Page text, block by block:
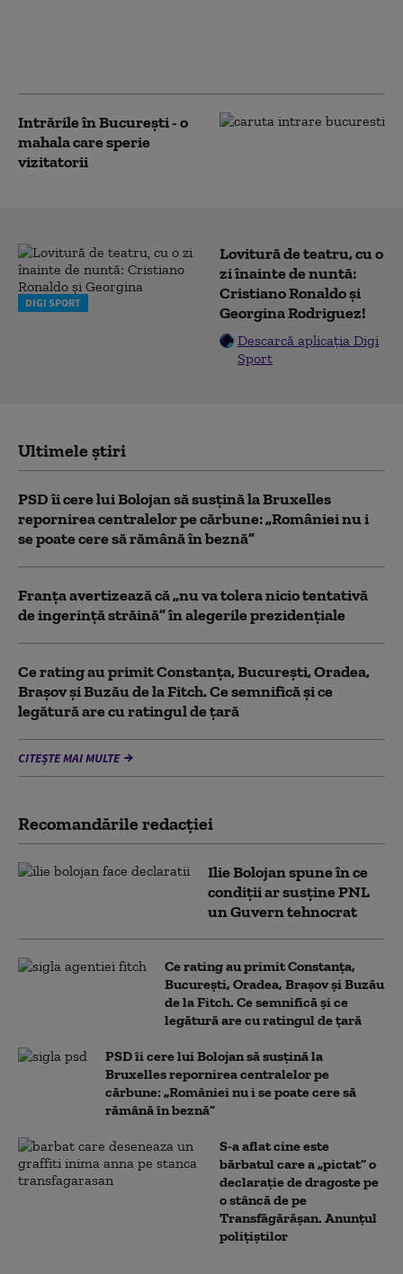
Intrările în București - o
mahala care sperie
vizitatorii
DIGI SPORT
Lovitură de teatru, cu o
zi înainte de nuntă:
Cristiano Ronaldo și
Georgina Rodriguez!
Descarcă aplicația Digi
Sport
Ultimele știri
PSD îi cere lui Bolojan să susțină la Bruxelles
repornirea centralelor pe cărbune: „României nu i
se poate cere să rămână în beznă”
Franţa avertizează că „nu va tolera nicio tentativă
de ingerinţă străină” în alegerile prezidenţiale
Ce rating au primit Constanța, București, Oradea,
Brașov și Buzău de la Fitch. Ce semnifică și ce
legătură are cu ratingul de țară
CITEȘTE MAI MULTE
Recomandările redacţiei
Ilie Bolojan spune în ce
condiții ar susține PNL
un Guvern tehnocrat
Ce rating au primit Constanța,
București, Oradea, Brașov și Buzău
de la Fitch. Ce semnifică și ce
legătură are cu ratingul de țară
PSD îi cere lui Bolojan să susțină la
Bruxelles repornirea centralelor pe
cărbune: „României nu i se poate cere să
rămână în beznă”
S-a aflat cine este
bărbatul care a „pictat” o
declarație de dragoste pe
o stâncă de pe
Transfăgărășan. Anunțul
polițiștilor